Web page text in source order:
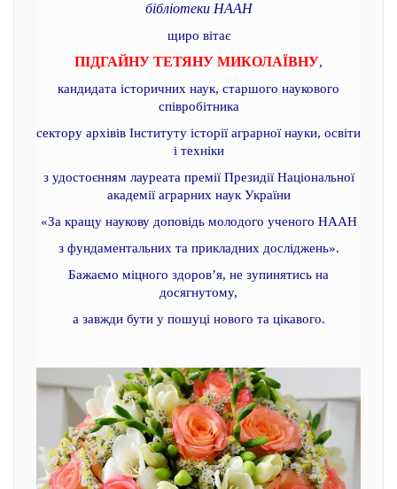
бібліотеки НААН
щиро вітає
ПІДГАЙНУ ТЕТЯНУ МИКОЛАЇВНУ,
кандидата історичних наук, старшого наукового
співробітника
сектору архівів Інституту історії аграрної науки, освіти
і техніки
з удостоєнням лауреата премії Президії Національної
академії аграрних наук України
«За кращу наукову доповідь молодого ученого НААН
з фундаментальних та прикладних досліджень».
Бажаємо міцного здоров’я, не зупинятись на
досягнутому,
а завжди бути у пошуці нового та цікавого.